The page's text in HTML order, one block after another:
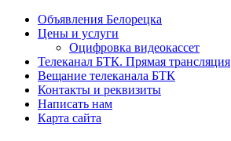
Объявления Белорецка
Цены и услуги
Оцифровка видеокассет
Телеканал БТК. Прямая трансляция
Вещание телеканала БТК
Контакты и реквизиты
Написать нам
Карта сайта